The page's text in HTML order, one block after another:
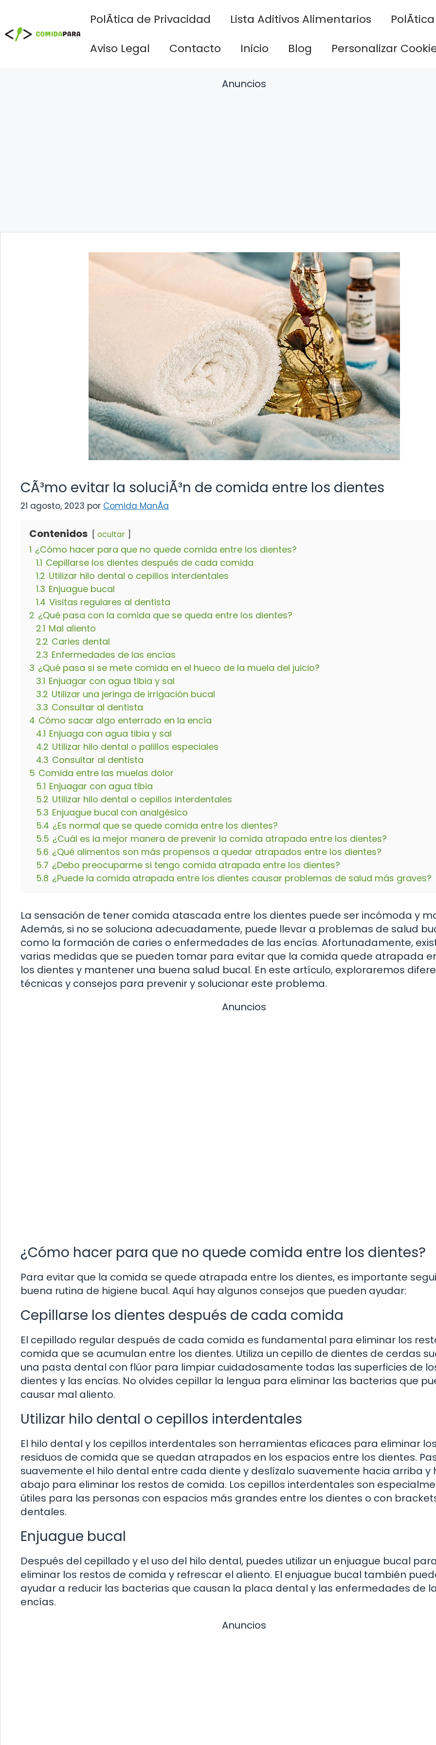
contenido
PolÃ­tica de Privacidad Lista Aditivos Alimentarios
Aviso Legal
Contacto Inicio Blog Personalizar
Anuncios
CÃ³mo evitar la soluciÃ³n de comida entre los dientes
21 agosto, 2023 por Comida ManÃ­a
Contenidos ocultar
1 ¿Cómo hacer para que no quede comida entre los dientes?
1.1 Cepillarse los dientes después de cada comida
1.2 Utilizar hilo dental o cepillos interdentales
1.3 Enjuague bucal
1.4 Visitas regulares al dentista
2 ¿Qué pasa con la comida que se queda entre los dientes?
2.1 Mal aliento
2.2 Caries dental
2.3 Enfermedades de las encías
3 ¿Qué pasa si se mete comida en el hueco de la muela del juicio?
3.1 Enjuagar con agua tibia y sal
3.2 Utilizar una jeringa de irrigación bucal
3.3 Consultar al dentista
4 Cómo sacar algo enterrado en la encía
4.1 Enjuaga con agua tibia y sal
4.2 Utilizar hilo dental o palillos especiales
4.3 Consultar al dentista
5 Comida entre las muelas dolor
5.1 Enjuagar con agua tibia
5.2 Utilizar hilo dental o cepillos interdentales
5.3 Enjuague bucal con analgésico
5.4 ¿Es normal que se quede comida entre los dientes?
5.5 ¿Cuál es la mejor manera de prevenir la comida atrapada entre los dientes?
5.6 ¿Qué alimentos son más propensos a quedar atrapados entre los dientes?
5.7 ¿Debo preocuparme si tengo comida atrapada entre los dientes?
5.8 ¿Puede la comida atrapada entre los dientes causar problemas de salud más graves?
La sensación de tener comida atascada entre los dientes puede ser incómoda y
Además, si no se soluciona adecuadamente, puede llevar a problemas de salud
como la formación de caries o enfermedades de las encías. Afortunadamente,
varias medidas que se pueden tomar para evitar que la comida quede atrapada
los dientes y mantener una buena salud bucal. En este artículo, exploraremos
técnicas y consejos para prevenir y solucionar este problema.
Anuncios
¿Cómo hacer para que no quede comida entre los dientes?
Para evitar que la comida se quede atrapada entre los dientes, es importante
buena rutina de higiene bucal. Aquí hay algunos consejos que pueden ayudar:
Cepillarse los dientes después de cada comida
El cepillado regular después de cada comida es fundamental para eliminar los
comida que se acumulan entre los dientes. Utiliza un cepillo de dientes de cerdas
una pasta dental con flúor para limpiar cuidadosamente todas las superficies de
dientes y las encías. No olvides cepillar la lengua para eliminar las bacterias que
causar mal aliento.
Utilizar hilo dental o cepillos interdentales
El hilo dental y los cepillos interdentales son herramientas eficaces para eliminar los
residuos de comida que se quedan atrapados en los espacios entre los dientes.
suavemente el hilo dental entre cada diente y deslízalo suavemente hacia arriba y
abajo para eliminar los restos de comida. Los cepillos interdentales son
útiles para las personas con espacios más grandes entre los dientes o con
dentales.
Enjuague bucal
Después del cepillado y el uso del hilo dental, puedes utilizar un enjuague bucal para
eliminar los restos de comida y refrescar el aliento. El enjuague bucal también
ayudar a reducir las bacterias que causan la placa dental y las enfermedades de
encías.
Anuncios